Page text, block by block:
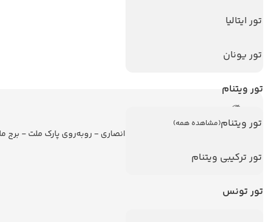
تور ایتالیا
تور یونان
تور ویتنام
تور ویتنام(مشاهده همه)
تور ترکیبی ویتنام
تور تونس
تور پوکت
تور سریلانکا
تهران - ولیعصر - نبش کوچه انصاری - روبه‌روی پارک ملت -